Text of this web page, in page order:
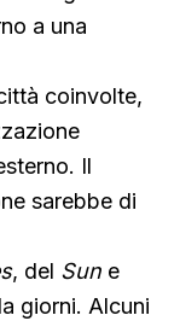
a una
coinvolte,
Il
sarebbe di
, del Sun e
giorni. Alcuni